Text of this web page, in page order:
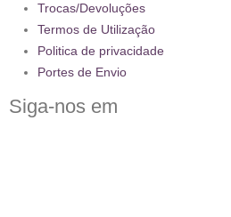
Trocas/Devoluções
Termos de Utilização
Politica de privacidade
Portes de Envio
Siga-nos em